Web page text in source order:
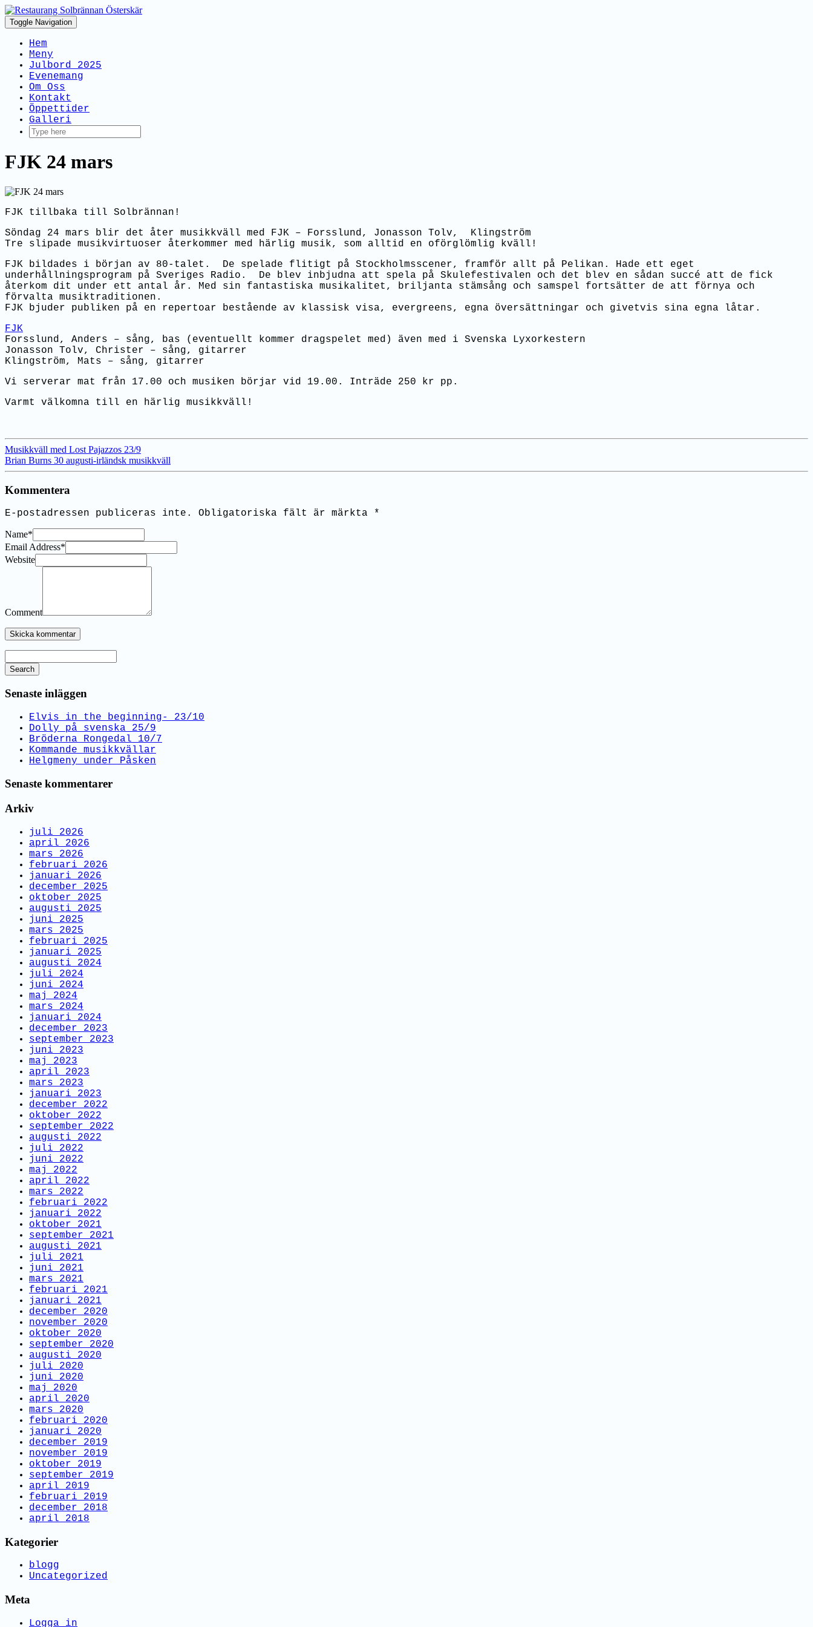
Toggle Navigation
Hem
Meny
Julbord 2025
Evenemang
Om Oss
Kontakt
Öppettider
Galleri
FJK 24 mars
FJK tillbaka till Solbrännan!
Söndag 24 mars blir det åter musikkväll med FJK – Forsslund, Jonasson Tolv, Klingström
Tre slipade musikvirtuoser återkommer med härlig musik, som alltid en oförglömlig kväll!
FJK bildades i början av 80-talet. De spelade flitigt på Stockholmsscener, framför allt på Pelikan. Hade ett eget
underhållningsprogram på Sveriges Radio. De blev inbjudna att spela på Skulefestivalen och det blev en sådan succé att de fick
återkom dit under ett antal år. Med sin fantastiska musikalitet, briljanta stämsång och samspel fortsätter de att förnya och
förvalta musiktraditionen.
FJK bjuder publiken på en repertoar bestående av klassisk visa, evergreens, egna översättningar och givetvis sina egna låtar.
FJK
Forsslund, Anders – sång, bas (eventuellt kommer dragspelet med) även med i Svenska Lyxorkestern
Jonasson Tolv, Christer – sång, gitarrer
Klingström, Mats – sång, gitarrer
Vi serverar mat från 17.00 och musiken börjar vid 19.00. Inträde 250 kr pp.
Varmt välkomna till en härlig musikkväll!
Musikkväll med Lost Pajazzos 23/9
Brian Burns 30 augusti-irländsk musikkväll
Kommentera
E-postadressen publiceras inte. Obligatoriska fält är märkta *
Name*
Email Address*
Website
Comment
Search
Senaste inläggen
Elvis in the beginning- 23/10
Dolly på svenska 25/9
Bröderna Rongedal 10/7
Kommande musikkvällar
Helgmeny under Påsken
Senaste kommentarer
Arkiv
juli 2026
april 2026
mars 2026
februari 2026
januari 2026
december 2025
oktober 2025
augusti 2025
juni 2025
mars 2025
februari 2025
januari 2025
augusti 2024
juli 2024
juni 2024
maj 2024
mars 2024
januari 2024
december 2023
september 2023
juni 2023
maj 2023
april 2023
mars 2023
januari 2023
december 2022
oktober 2022
september 2022
augusti 2022
juli 2022
juni 2022
maj 2022
april 2022
mars 2022
februari 2022
januari 2022
oktober 2021
september 2021
augusti 2021
juli 2021
juni 2021
mars 2021
februari 2021
januari 2021
december 2020
november 2020
oktober 2020
september 2020
augusti 2020
juli 2020
juni 2020
maj 2020
april 2020
mars 2020
februari 2020
januari 2020
december 2019
november 2019
oktober 2019
september 2019
april 2019
februari 2019
december 2018
april 2018
Kategorier
blogg
Uncategorized
Meta
Logga in